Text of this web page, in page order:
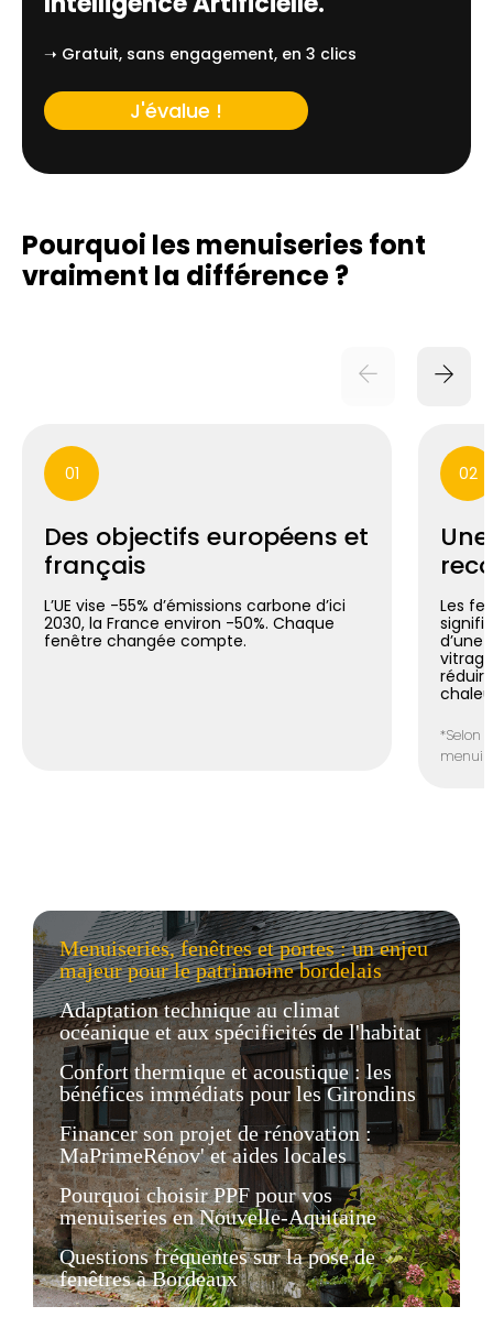
➝ Gratuit, sans engagement, en 3 clics
J'évalue !
Pourquoi les menuiseries font
vraiment la différence ?
01
Des objectifs européens et
français
L’UE vise -55% d’émissions carbone d’ici
2030, la France environ -50%. Chaque
fenêtre changée compte.
02
Les
d’une
*Selon
Menuiseries, fenêtres et portes : un enjeu
majeur pour le patrimoine bordelais
Adaptation technique au climat
océanique et aux spécificités de l'habitat
Confort thermique et acoustique : les
bénéfices immédiats pour les Girondins
Financer son projet de rénovation :
MaPrimeRénov' et aides locales
Pourquoi choisir PPF pour vos
menuiseries en Nouvelle-Aquitaine
Questions fréquentes sur la pose de
fenêtres à Bordeaux